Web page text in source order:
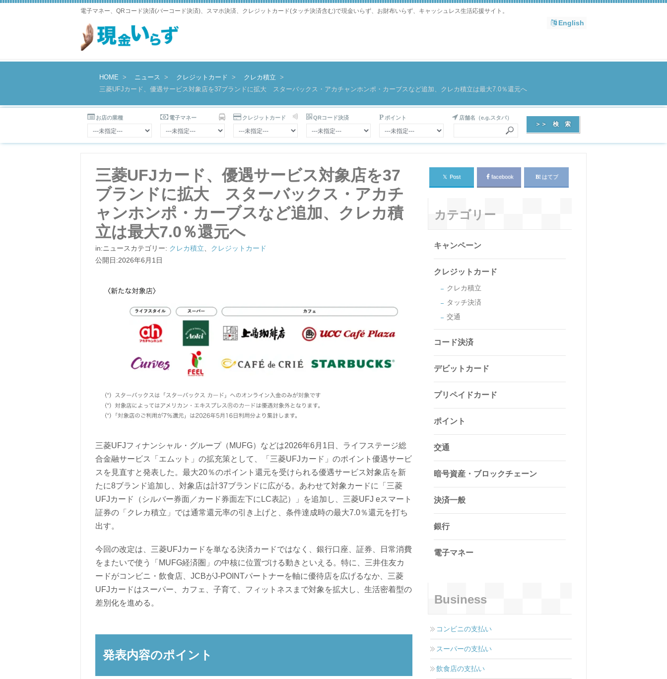
電子マネー、QRコード決済(バーコード決済)、スマホ決済、クレジットカード(タッチ決済含む)で現金いらず、お財布いらず、キャッシュレス生活応援サイト。
English
HOME ニュース クレジットカード
クレカ積立
三菱UFJカード、優遇サービス対象店を37ブランドに拡大 スターバックス・アカチャンホンポ・カーブスなど追加、クレカ積立は最大7.0％還元へ
お店の業種 電子マネー クレジットカード QRコード決済 ポイント 店舗名（e.g.スタバ）
三菱UFJカード、優遇サービス対象店を37
ブランドに拡大 スターバックス・アカチ
ャンホンポ・カーブスなど追加、クレカ積
立は最大7.0％還元へ
in:ニュースカテゴリー: クレカ積立
クレジットカード
公開日:2026年6月1日
三菱UFJフィナンシャル・グループ（MUFG）などは2026年6月1日、ライフステージ総
合金融サービス「エムット」の拡充策として、「三菱UFJカード」のポイント優遇サービ
スを見直すと発表した。最大20％のポイント還元を受けられる優遇サービス対象店を新
たに8ブランド追加し、対象店は計37ブランドに広がる。あわせて対象カードに「三菱
UFJカード（シルバー券面／カード券面左下にLC表記）」を追加し、三菱UFJ eスマート
証券の「クレカ積立」では通常還元率の引き上げと、条件達成時の最大7.0％還元を打ち
出す。
今回の改定は、三菱UFJカードを単なる決済カードではなく、銀行口座、証券、日常消費
をまたいで使う「MUFG経済圏」の中核に位置づける動きといえる。特に、三井住友カ
ードがコンビニ・飲食店、JCBがJ-POINTパートナーを軸に優待店を広げるなか、三菱
UFJカードはスーパー、カフェ、子育て、フィットネスまで対象を拡大し、生活密着型の
差別化を進める。
発表内容のポイント
𝕏 Post facebook はてブ
カテゴリー
キャンペーン
クレジットカード
クレカ積立
タッチ決済
交通
コード決済
デビットカード
プリペイドカード
ポイント
交通
暗号資産・ブロックチェーン
決済一般
銀行
電子マネー
Business
コンビニの支払い
スーパーの支払い
飲食店の支払い